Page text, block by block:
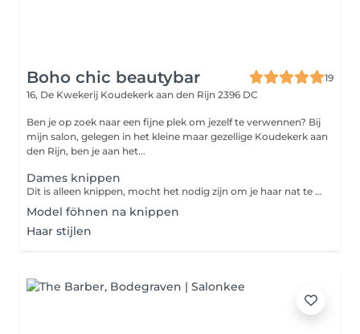
Boho chic beautybar
19
16, De Kwekerij Koudekerk aan den Rijn 2396 DC
Ben je op zoek naar een fijne plek om jezelf te verwennen? Bij
mijn salon, gelegen in het kleine maar gezellige Koudekerk aan
den Rijn, ben je aan het...
Dames knippen
Dit is alleen knippen, mocht het nodig zijn om je haar nat te maken blaas ik het daarna droog. Voor glad föhnen kies je extra voor model föhnen.
Model föhnen na knippen
Haar stijlen